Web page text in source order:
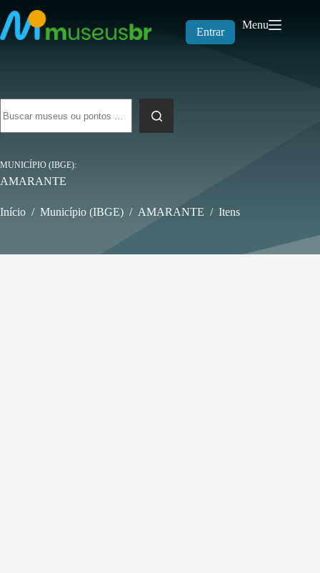
para
o
conteúdo
Entrar
Menu
resultados
MUNICÍPIO (IBGE)
AMARANTE
Início / Município (IBGE) / AMARANTE / Itens